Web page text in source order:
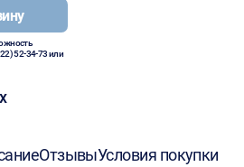
52-34-73или
ОтзывыУсловия покупки